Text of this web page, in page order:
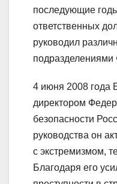
последующие
ответственных
руководил
4 июня 2008 года
директором
безопасности
руководства он
с экстремизмом,
Благодаря его